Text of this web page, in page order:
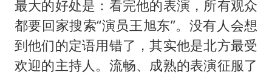
最大的好处是：看完他的表演，所有观众
都要回家搜索“演员王旭东”。没有人会想
到他们的定语用错了，其实他是北方最受
欢迎的主持人。流畅、成熟的表演征服了